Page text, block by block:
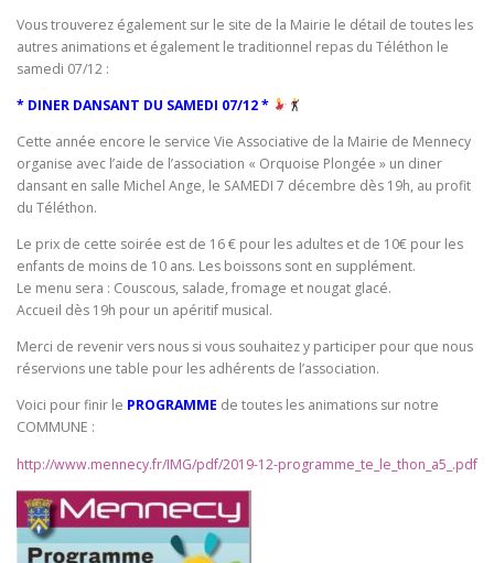
Vous trouverez également sur le site de la Mairie le détail de toutes les
autres animations et également le traditionnel repas du Téléthon le
samedi 07/12 :
* DINER DANSANT DU SAMEDI 07/12*
Cette année encore le service Vie Associative de la Mairie de Mennecy
organise avec l’aide de l’association « Orquoise Plongée » un diner
dansant en salle Michel Ange, le SAMEDI 7 décembre dès 19h, au profit
du Téléthon.
Le prix de cette soirée est de 16 € pour les adultes et de 10€ pour les
enfants de moins de 10 ans. Les boissons sont en supplément.
Le menu sera : Couscous, salade, fromage et nougat glacé.
Accueil dès 19h pour un apéritif musical.
Merci de revenir vers nous si vous souhaitez y participer pour que nous
réservions une table pour les adhérents de l’association.
Voici pour finir le PROGRAMME de toutes les animations sur notre
COMMUNE :
http://www.mennecy.fr/IMG/pdf/2019-12-programme_te_le_thon_a5_.pdf